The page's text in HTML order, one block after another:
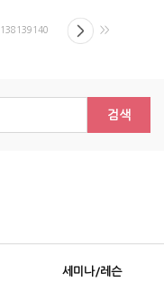
138 139 140 >>
검색
세미나/레슨